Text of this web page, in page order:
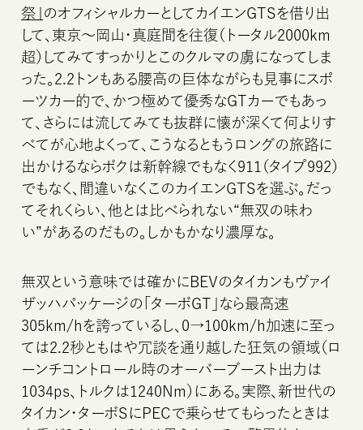
祭」 のオフィシャルカーとしてカイエンGTSを借り出
して、東京〜岡山・真庭間を往復（トータル2000km
超）してみてすっかりとこのクルマの虜になってしま
った。2.2トンもある腰高の巨体ながらも見事にスポ
ーツカー的で、かつ極めて優秀なGTカーでもあっ
て、さらには流してみても抜群に懐が深くて何よりす
べてが心地よくって、こうなるともうロングの旅路に
出かけるならボクは新幹線でもなく911（タイプ992）
でもなく、間違いなくこのカイエンGTSを選ぶ。だっ
てそれくらい、他とは比べられない“無双の味わ
い”があるのだもの。しかもかなり濃厚な。
無双という意味では確かにBEVのタイカンもヴァイ
ザッハパッケージの「ターボGT」なら最高速
305km/hを誇っているし、0→100km/h加速に至っ
ては2.2秒ともはや冗談を通り越した狂気の領域（ロ
ーンチコントロール時のオーバーブースト出力は
1034ps、トルクは1240Nm）にある。実際、新世代の
タイカン・ターボSにPECで乗らせてもらったときは